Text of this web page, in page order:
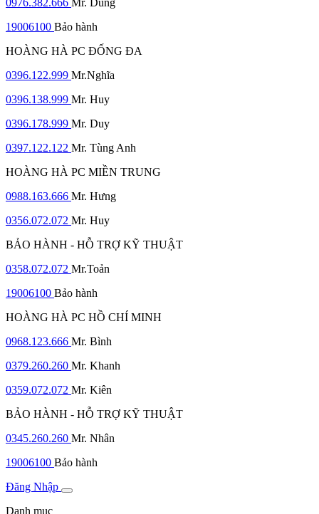
19006100 Bảo hành
HOÀNG HÀ PC ĐỐNG ĐA
0396.122.999 Mr.Nghĩa
0396.138.999 Mr. Huy
0396.178.999 Mr. Duy
0397.122.122 Mr. Tùng Anh
HOÀNG HÀ PC MIỀN TRUNG
0988.163.666 Mr. Hưng
0356.072.072 Mr. Huy
BẢO HÀNH - HỖ TRỢ KỸ THUẬT
0358.072.072 Mr.Toản
19006100 Bảo hành
HOÀNG HÀ PC HỒ CHÍ MINH
0968.123.666 Mr. Bình
0379.260.260 Mr. Khanh
0359.072.072 Mr. Kiên
BẢO HÀNH - HỖ TRỢ KỸ THUẬT
0345.260.260 Mr. Nhân
19006100 Bảo hành
Đăng Nhập
Danh mục